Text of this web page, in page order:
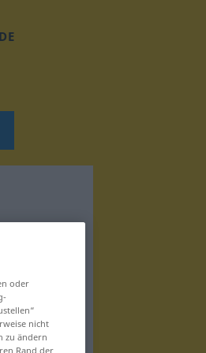
DE
oder
nicht
zu ändern
Rand der